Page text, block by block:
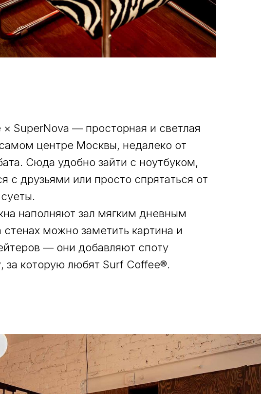
× SuperNova — просторная и светлая
центре Москвы, недалеко от
Сюда удобно зайти с ноутбуком,
с друзьями или просто спрятаться от
наполняют зал мягким дневным
можно заметить картина и
— они добавляют споту
за которую любят Surf Coffee®.